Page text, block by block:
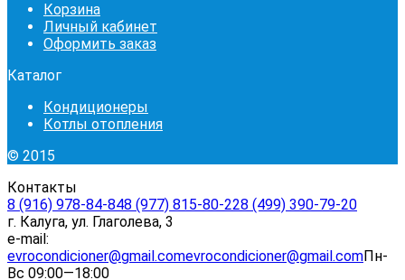
Корзина
Личный кабинет
Оформить заказ
Каталог
Кондиционеры
Котлы отопления
© 2015
Контакты
8 (916) 978-84-848 (977) 815-80-228 (499) 390-79-20
г. Калуга, ул. Глаголева, 3
e-mail:
evrocondicioner@gmail.comevrocondicioner@gmail.comПн-
Вс 09:00—18:00